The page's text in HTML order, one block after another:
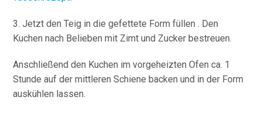
3. Jetzt den Teig in die gefettete Form füllen . Den
Kuchen nach Belieben mit Zimt und Zucker bestreuen.
Anschließend den Kuchen im vorgeheizten Ofen ca. 1
Stunde auf der mittleren Schiene backen und in der Form
auskühlen lassen.